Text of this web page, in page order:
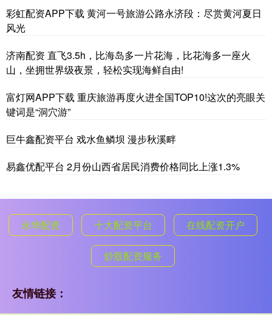
彩虹配资APP下载 黄河一号旅游公路永济段：尽赏黄河夏日
风光
济南配资 直飞3.5h，比海岛多一片花海，比花海多一座火
山，坐拥世界级夜景，轻松实现海鲜自由!
富灯网APP下载 重庆旅游再度火进全国TOP10!这次的亮眼关
键词是“洞穴游”
巨牛鑫配资平台 戏水鱼鳞坝 漫步秋溪畔
易鑫优配平台 2月份山西省居民消费价格同比上涨1.3%
永华配资 十大配资平台 在线配资开户
炒股配资服务
友情链接：